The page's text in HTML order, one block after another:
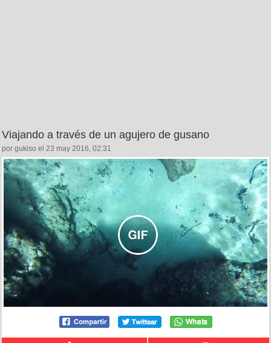
Viajando a través de un agujero de gusano
por gukiso el 23 may 2016, 02:31